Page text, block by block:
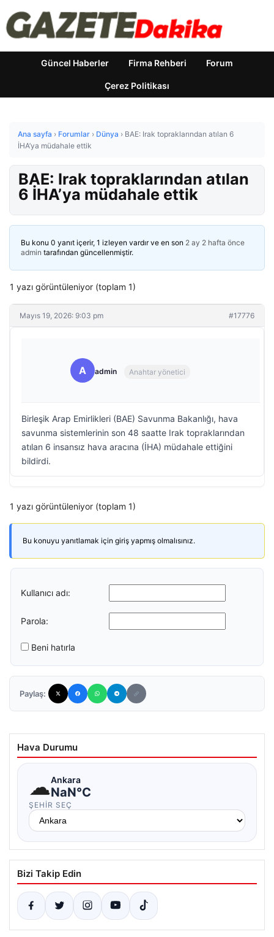
Güncel Haberler Firma Rehberi Forum
Çerez Politikası
Ana sayfa › Forumlar › Dünya › BAE: Irak topraklarından atılan 6
İHA’ya müdahale ettik
BAE: Irak topraklarından atılan
6 İHA’ya müdahale ettik
Bu konu 0 yanıt içerir, 1 izleyen vardır ve en son 2 ay 2 hafta önce
admin tarafından güncellenmiştir.
1 yazı görüntüleniyor (toplam 1)
Mayıs 19, 2026: 9:03 pm #17776
A admin Anahtar yönetici
Birleşik Arap Emirlikleri (BAE) Savunma Bakanlığı, hava
savunma sistemlerinin son 48 saatte Irak topraklarından
atılan 6 insansız hava aracına (İHA) müdahale ettiğini
bildirdi.
1 yazı görüntüleniyor (toplam 1)
Bu konuyu yanıtlamak için giriş yapmış olmalısınız.
Kullanıcı adı:
Parola:
Beni hatırla
Paylaş:
Hava Durumu
☁Ankara
NaN°C
ŞEHIR SEÇ
Bizi Takip Edin